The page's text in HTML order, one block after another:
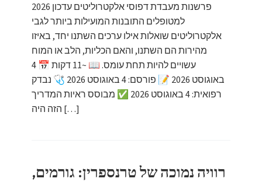
פרשנות מעבדת דפוסי אלקטרוליטים עדכון 2026
למטופלים התובנות המועילות ביותר לגבי
אלקטרוליטים שואלות אילו ערכים השתנו יחד, באיזו
מהירות הם השתנו, והאם הכליות, הלב או המוח
עשויים להיות תחת עומס. 📖 ~11 דקות 📅 4
באוגוסט 2026 📝 פורסם: 4 באוגוסט 2026 🩺 נבדק
רפואית: 4 באוגוסט 2026 ✅ מבוסס ראיות המדריך
הזה היה […]
רוויה נמוכה של טרנספרין: גורמים,